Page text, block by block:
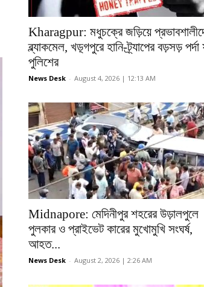
Kharagpur: মধুচক্রে জড়িয়ে
ব্ল্যাকমেল, খড়্গপুরে হানি-ট্র্যাপের বড়সড়
পুলিশের
News Desk - August 4, 2026 | 12:13 AM
Midnapore: মেদিনীপুর শহরের উড়ালপুলে
পুলকার ও প্রাইভেট কারের মুখোমুখি সংঘর্ষ,
আহত...
News Desk - August 2, 2026 | 2:26 AM